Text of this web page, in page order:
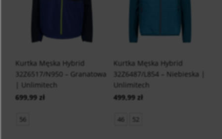
Kurtka Męska Hybrid
32Z6517/N950 – Granatowa
| Unlimitech
699,99 zł
56
Kurtka Męska Hybrid
32Z6487/L854 – Niebieska |
Unlimitech
499,99 zł
46 52